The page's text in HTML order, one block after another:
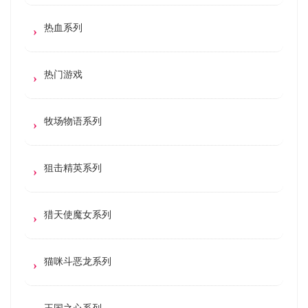
热血系列
热门游戏
牧场物语系列
狙击精英系列
猎天使魔女系列
猫咪斗恶龙系列